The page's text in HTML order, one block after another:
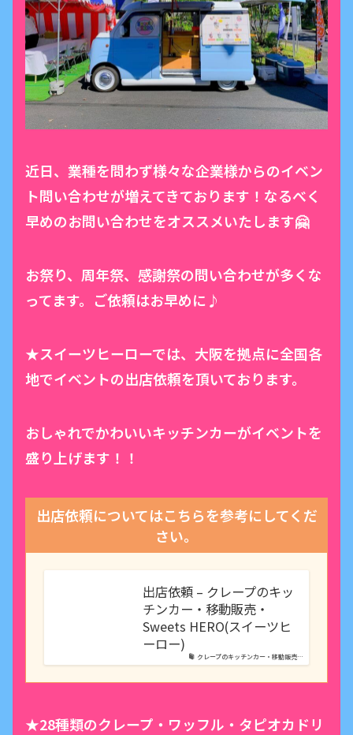
近日、業種を問わず様々な企業様からのイベン
ト問い合わせが増えてきております！なるべく
早めのお問い合わせをオススメいたします🤗
お祭り、周年祭、感謝祭の問い合わせが多くな
ってます。ご依頼はお早めに♪
★スイーツヒーローでは、大阪を拠点に全国各
地でイベントの出店依頼を頂いております。
おしゃれでかわいいキッチンカーがイベントを
盛り上げます！！
出店依頼についてはこちらを参考にしてくだ
さい。
クレープのキッチンカー・移動販売…
出店依頼 – クレープのキッ
チンカー・移動販売・
Sweets HERO(スイーツヒ
ーロー)
★28種類のクレープ・ワッフル・タピオカドリ